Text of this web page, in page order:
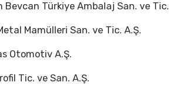
Bevcan Türkiye Ambalaj San. ve
Mamülleri San. ve Tic. A.Ş.
Otomotiv A.Ş.
Tic. ve San. A.Ş.